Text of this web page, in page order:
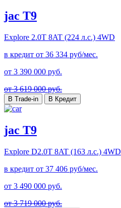
jac T9
Explore 2.0T 8AT (224 л.с.) 4WD
в кредит от 36 334 руб/мес.
от 3 390 000 руб.
от 3 619 000 руб.
В Trade-in В Кредит
jac T9
Explore D2.0T 8AT (163 л.с.) 4WD
в кредит от 37 406 руб/мес.
от 3 490 000 руб.
от 3 719 000 руб.